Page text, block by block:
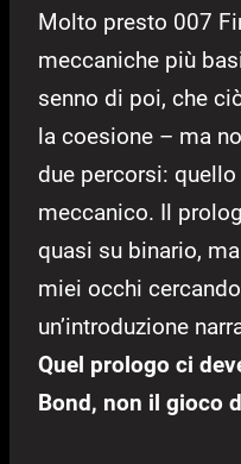
Molto presto 007
meccaniche più
senno di poi, che
la coesione – ma
due percorsi:
meccanico. Il
quasi su binario,
miei occhi
un’introduzione
Quel prologo ci
Bond, non il gioco